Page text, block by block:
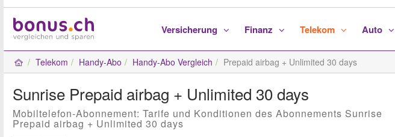
Versicherung Finanz Telekom Auto
Telekom Handy-Abo Handy-Abo Vergleich Prepaid airbag + Unlimited 30 days
Sunrise Prepaid airbag + Unlimited 30 days
Mobiltelefon-Abonnement: Tarife und Konditionen des Abonnements Sunrise
Prepaid airbag + Unlimited 30 days